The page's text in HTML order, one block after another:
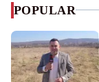
POPULAR